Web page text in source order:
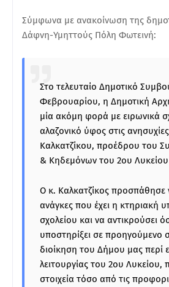
Σύμφωνα με ανακοίνωση της
Δάφνη-Υμηττούς Πόλη Φωτεινή:
Στο τελευταίο Δημοτικό
Φεβρουαρίου, η Δημοτική
μία ακόμη φορά με ειρωνικά
αλαζονικό ύφος στις
Καλκατζίκου, προέδρου του
& Κηδεμόνων του 2ου
Ο κ. Καλκατζίκος προσπάθησε
ανάγκες που έχει η κτηριακή
σχολείου και να αντικρούσει
υποστηρίξει σε προηγούμενο
διοίκηση του Δήμου μας περί
λειτουργίας του 2ου Λυκείου,
στοιχεία τόσο από τις